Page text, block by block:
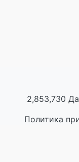
2,853,730
Политика